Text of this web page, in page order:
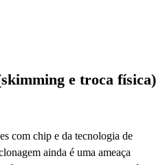
e troca física)
com chip e da tecnologia de
ainda é uma ameaça